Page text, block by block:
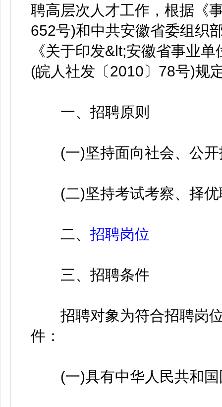
聘高层次人才工作，根据《
652号)和中共安徽省委组织
《关于印发&lt;安徽省事业
(皖人社发〔2010〕78号)规
一、招聘原则
(一)坚持面向社会、公开
(二)坚持考试考察、择优
二、 招聘岗位
三、招聘条件
招聘对象为符合招聘岗位
件：
(一)具有中华人民共和国